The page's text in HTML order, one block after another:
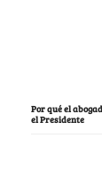
Por qué el
el Presidente